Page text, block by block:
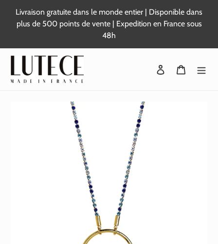
contenu
Livraison gratuite dans le monde entier | Disponible dans
plus de 500 points de vente | Expedition en France sous
48h
Se connecter
Panier